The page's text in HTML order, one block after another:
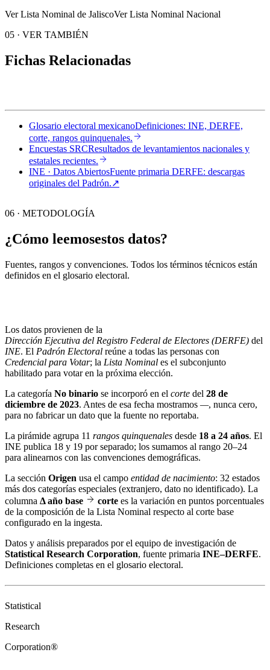
Ver Lista Nominal de JaliscoVer Lista Nominal Nacional
05 · VER TAMBIÉN
Fichas Relacionadas
Glosario electoral mexicanoDefiniciones: INE, DERFE,
corte, rangos quinquenales.
Encuestas SRCResultados de levantamientos nacionales y
estatales recientes.
INE · Datos AbiertosFuente primaria DERFE: descargas
originales del Padrón.↗︎
06 · METODOLOGÍA
¿Cómo leemosestos datos?
Fuentes, rangos y convenciones. Todos los términos técnicos están
definidos en el glosario electoral.
Los datos provienen de la
Dirección Ejecutiva del Registro Federal de Electores (DERFE) del
INE. El Padrón Electoral reúne a todas las personas con
Credencial para Votar; la Lista Nominal es el subconjunto
habilitado para votar en la próxima elección.
La categoría No binario se incorporó en el corte del 28 de
diciembre de 2023. Antes de esa fecha mostramos —, nunca cero,
para no fabricar un dato que la fuente no reportaba.
La pirámide agrupa 11 rangos quinquenales desde 18 a 24 años. El
INE publica 18 y 19 por separado; los sumamos al rango 20–24
para alinearnos con las convenciones demográficas.
La sección Origen usa el campo entidad de nacimiento: 32 estados
más dos categorías especiales (extranjero, dato no identificado). La
columna Δ año base corte es la variación en puntos porcentuales
de la composición de la Lista Nominal respecto al corte base
configurado en la ingesta.
Datos y análisis preparados por el equipo de investigación de
Statistical Research Corporation, fuente primaria INE–DERFE.
Definiciones completas en el glosario electoral.
Statistical
Research
Corporation®